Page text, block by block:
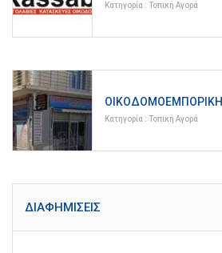
Κατηγορία : Τοπική Αγορά
ΟΙΚΟΔΟΜΟΕΜΠΟΡΙΚΉ
Κατηγορία : Τοπική Αγορά
ΔΙΑΦΗΜΊΣΕΙΣ